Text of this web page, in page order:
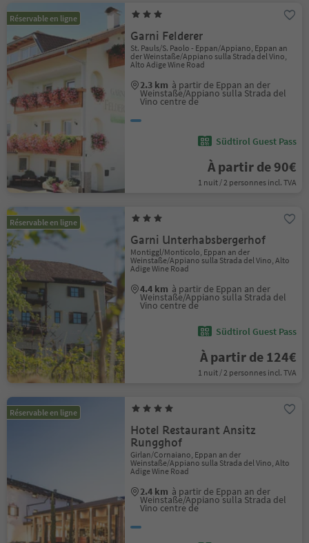
Réservable en ligne
Garni Felderer
St. Pauls/S. Paolo - Eppan/Appiano, Eppan an
der Weinstaße/Appiano sulla Strada del Vino,
Alto Adige Wine Road
2.3 km à partir de Eppan an der
Weinstaße/Appiano sulla Strada del
Vino centre de
Südtirol Guest Pass
À partir de 90€
1 nuit / 2 personnes incl. TVA
Réservable en ligne
Garni Unterhabsbergerhof
Montiggl/Monticolo, Eppan an der
Weinstaße/Appiano sulla Strada del Vino, Alto
Adige Wine Road
4.4 km à partir de Eppan an der
Weinstaße/Appiano sulla Strada del
Vino centre de
Südtirol Guest Pass
À partir de 124€
1 nuit / 2 personnes incl. TVA
Réservable en ligne
Hotel Restaurant Ansitz
Rungghof
Girlan/Cornaiano, Eppan an der
Weinstaße/Appiano sulla Strada del Vino, Alto
Adige Wine Road
2.4 km à partir de Eppan an der
Weinstaße/Appiano sulla Strada del
Vino centre de